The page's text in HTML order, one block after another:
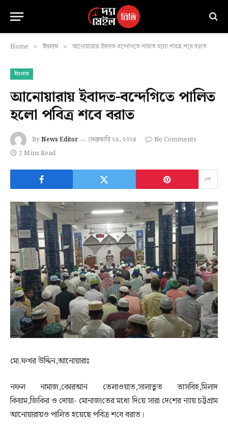
Home » ইসলাম » আনোয়ারায় ইবাদত-বন্দেগিতে পালিত হলো পবিত্র শবে বরাত
ইসলাম
আনোয়ারায় ইবাদত-বন্দেগিতে পালিত
হলো পবিত্র শবে বরাত
ByNews Editor ফেব্রুয়ারি ২৬, ২০২৪
No Comments
2 Mins Read
মো.ফখর উদ্দিন,আনোয়ারাঃ
নফল নামাজ,কোরআন তেলাওয়াত,সালাতুত তাসবিহ,মিলাদ
কিয়াম,জি‌কির ও দোয়া- মোনাজা‌তের মধ‌্যে দি‌য়ে সারা দে‌শের ন্যায় চট্টগ্রাম
আনোয়ারায়ও পা‌লিত হয়েছে প‌বিত্র শ‌বে বরাত।